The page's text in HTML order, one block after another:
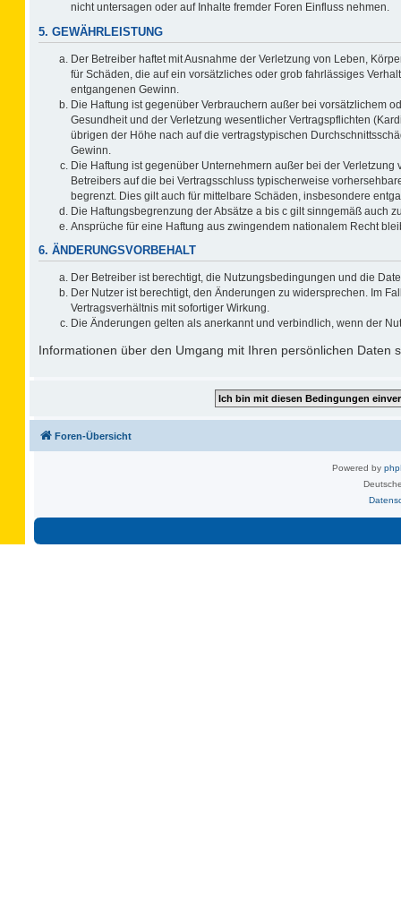
nicht untersagen oder auf Inhalte fremder Foren Einfluss nehmen.
5. GEWÄHRLEISTUNG
Der Betreiber haftet mit Ausnahme der Verletzung von Leben,
für Schäden, die auf ein vorsätzliches oder grob fahrlässiges
entgangenen Gewinn.
Die Haftung ist gegenüber Verbrauchern außer bei vorsätzlichem
Gesundheit und der Verletzung wesentlicher Vertragspflichten
übrigen der Höhe nach auf die vertragstypischen
Gewinn.
Die Haftung ist gegenüber Unternehmern außer bei der
Betreibers auf die bei Vertragsschluss typischerweise
begrenzt. Dies gilt auch für mittelbare Schäden, insbesondere
Die Haftungsbegrenzung der Absätze a bis c gilt sinngemäß auch
Ansprüche für eine Haftung aus zwingendem nationalem Recht
6. ÄNDERUNGSVORBEHALT
Der Betreiber ist berechtigt, die Nutzungsbedingungen und die
Der Nutzer ist berechtigt, den Änderungen zu widersprechen. Im
Vertragsverhältnis mit sofortiger Wirkung.
Die Änderungen gelten als anerkannt und verbindlich, wenn der
Informationen über den Umgang mit Ihren persönlichen Daten
Foren-Übersicht
Powered by